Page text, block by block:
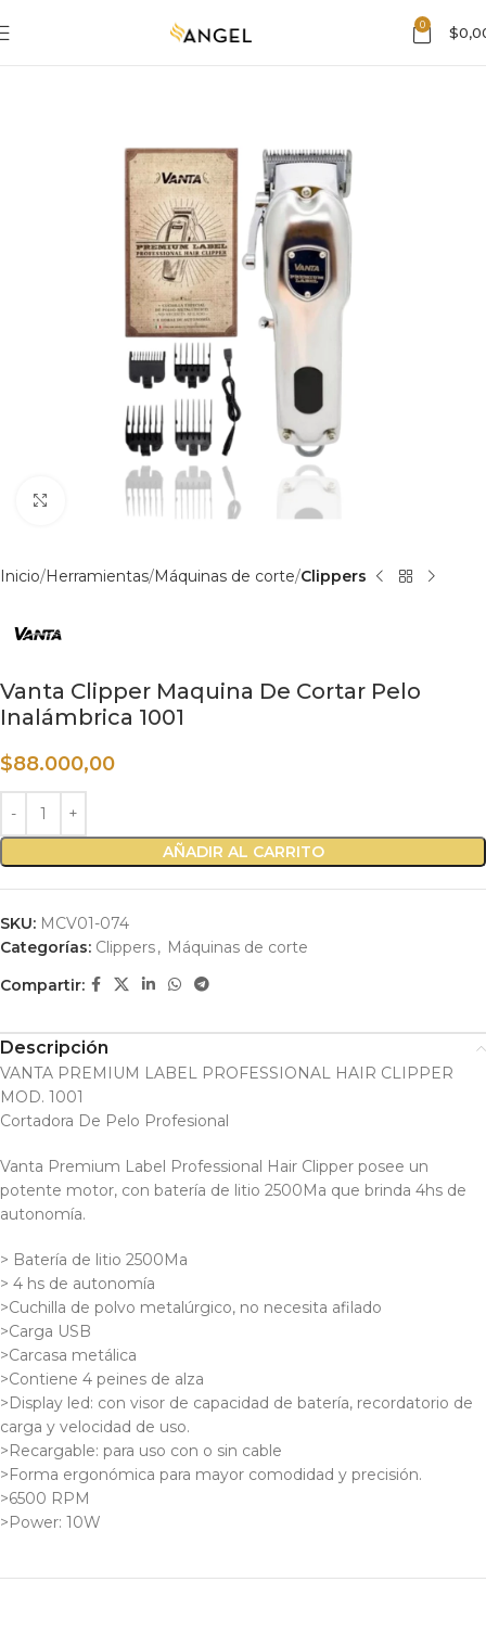
0 $
Haga clic para ampliar
Inicio Herramientas Máquinas de corte Clippers
Vanta Clipper Maquina De Cortar Pelo
Inalámbrica 1001
$88.000,00
AÑADIR AL CARRITO
SKU: MCV01-074
Categorías: Clippers, Máquinas de corte
Compartir:
Descripción
VANTA PREMIUM LABEL PROFESSIONAL HAIR CLIPPER
MOD. 1001
Cortadora De Pelo Profesional
Vanta Premium Label Professional Hair Clipper posee un
potente motor, con batería de litio 2500Ma que brinda 4hs de
autonomía.
> Batería de litio 2500Ma
> 4 hs de autonomía
>Cuchilla de polvo metalúrgico, no necesita afilado
>Carga USB
>Carcasa metálica
>Contiene 4 peines de alza
>Display led: con visor de capacidad de batería, recordatorio de
carga y velocidad de uso.
>Recargable: para uso con o sin cable
>Forma ergonómica para mayor comodidad y precisión.
>6500 RPM
>Power: 10W